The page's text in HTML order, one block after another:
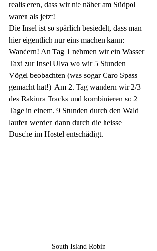
realisieren, dass wir nie näher am Südpol
waren als jetzt!
Die Insel ist so spärlich besiedelt, dass man
hier eigentlich nur eins machen kann:
Wandern! An Tag 1 nehmen wir ein Wasser
Taxi zur Insel Ulva wo wir 5 Stunden
Vögel beobachten (was sogar Caro Spass
gemacht hat!). Am 2. Tag wandern wir 2/3
des Rakiura Tracks und kombinieren so 2
Tage in einem. 9 Stunden durch den Wald
laufen werden dann durch die heisse
Dusche im Hostel entschädigt.
South Island Robin